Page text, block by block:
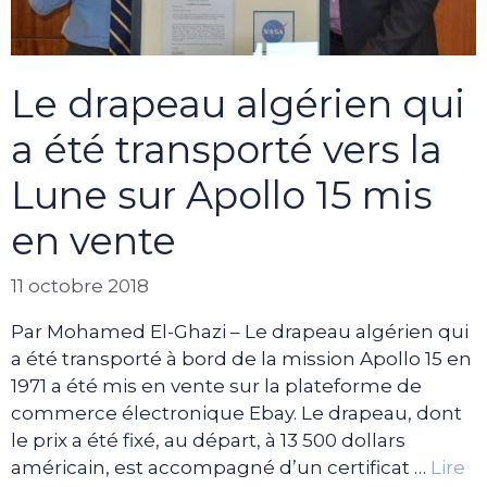
Le drapeau algérien qui
a été transporté vers la
Lune sur Apollo 15 mis
en vente
11 octobre 2018
Par Mohamed El-Ghazi – Le drapeau algérien qui
a été transporté à bord de la mission Apollo 15 en
1971 a été mis en vente sur la plateforme de
commerce électronique Ebay. Le drapeau, dont
le prix a été fixé, au départ, à 13 500 dollars
américain, est accompagné d’un certificat … Lire